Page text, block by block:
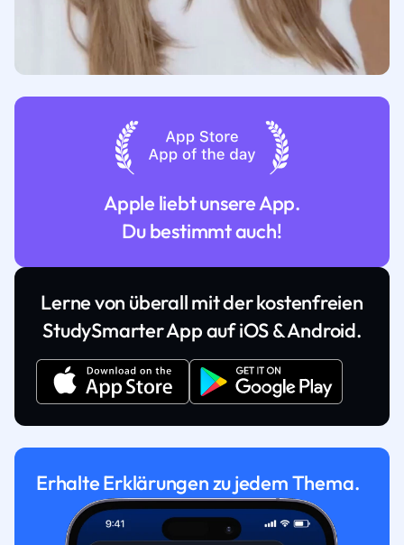
Apple liebt unsere App.
Du bestimmt auch!
Lerne von überall mit der kostenfreien
StudySmarter App auf iOS & Android.
Erhalte Erklärungen zu jedem Thema.